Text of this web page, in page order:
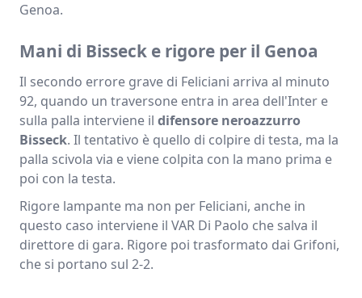
Genoa.
Mani di Bisseck e rigore per il Genoa
Il secondo errore grave di Feliciani arriva al minuto
92, quando un traversone entra in area dell'Inter e
sulla palla interviene il difensore neroazzurro
Bisseck. Il tentativo è quello di colpire di testa, ma la
palla scivola via e viene colpita con la mano prima e
poi con la testa.
Rigore lampante ma non per Feliciani, anche in
questo caso interviene il VAR Di Paolo che salva il
direttore di gara. Rigore poi trasformato dai Grifoni,
che si portano sul 2-2.